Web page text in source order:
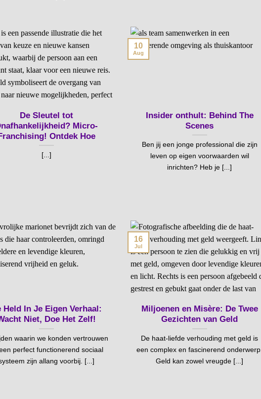
De Sleutel tot
Micro-
Ontdek Hoe
[...]
Insider onthult: Behind The
Scenes
Ben jij een jonge professional die zijn
leven op eigen voorwaarden wil
inrichten? Heb je [...]
10
Aug
Held In Je Eigen Verhaal:
Niet, Doe Het Zelf!
waarin we konden vertrouwen
perfect functionerend sociaal
zijn allang voorbij. [...]
Miljoenen en Misère: De Twee
Gezichten van Geld
De haat-liefde verhouding met geld is
een complex en fascinerend onderwerp.
Geld kan zowel vreugde [...]
16
Jul